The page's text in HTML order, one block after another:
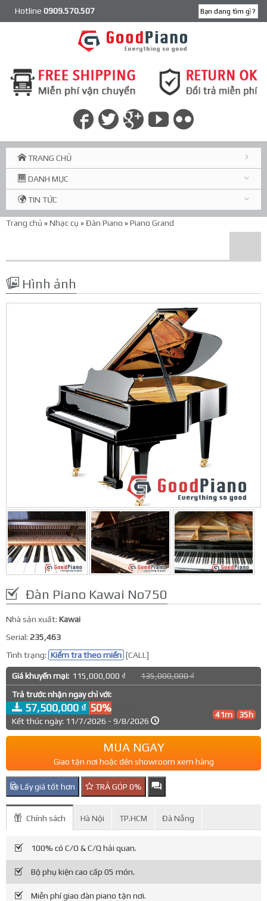
Hotline 0909.570.507
TRANG CHỦ
DANH MỤC
TIN TỨC
Trang chủ »Nhạc cụ »Đàn Piano »Piano Grand
Hình ảnh
Đàn Piano Kawai No750
Nhà sản xuất: Kawai
Serial: 235,463
Tình trạng: Kiểm tra theo miền [CALL]
41m 35h
Giá khuyến mại: 115,000,000 ₫
135,000,000 ₫
Trả trước nhận ngay chỉ với:
57,500,000 ₫ 50%
Kết thúc ngày: 11/7/2026 - 9/8/2026
MUA NGAY
Giao tận nơi hoặc đến showroom xem hàng
Lấy giá tốt hơn TRẢ GÓP 0%
Chính sách Hà Nội TP.HCM Đà Nẵng
100% có C/O & C/Q hải quan.
Bộ phụ kiện cao cấp 05 món.
Miễn phí giao đàn piano tận nơi.